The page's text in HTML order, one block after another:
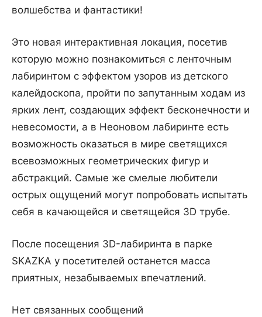
волшебства и фантастики!
Это новая интерактивная локация, посетив
которую можно познакомиться с ленточным
лабиринтом с эффектом узоров из детского
калейдоскопа, пройти по запутанным ходам из
ярких лент, создающих эффект бесконечности и
невесомости, а в Неоновом лабиринте есть
возможность оказаться в мире светящихся
всевозможных геометрических фигур и
абстракций. Самые же смелые любители
острых ощущений могут попробовать испытать
себя в качающейся и светящейся 3D трубе.
После посещения 3D-лабиринта в парке
SKAZKA у посетителей останется масса
приятных, незабываемых впечатлений.
Нет связанных сообщений